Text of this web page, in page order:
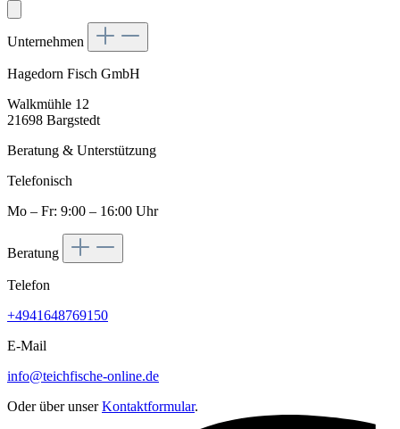
Unternehmen
Hagedorn Fisch GmbH
Walkmühle 12
21698 Bargstedt
Beratung & Unterstützung
Telefonisch
Mo – Fr: 9:00 – 16:00 Uhr
Beratung
Telefon
+4941648769150
E-Mail
info@teichfische-online.de
Oder über unserKontaktformular.